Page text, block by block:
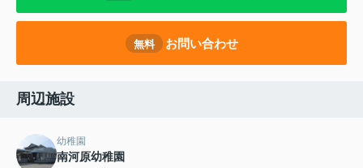
無料 お問い合わせ
周辺施設
幼稚園
南河原幼稚園